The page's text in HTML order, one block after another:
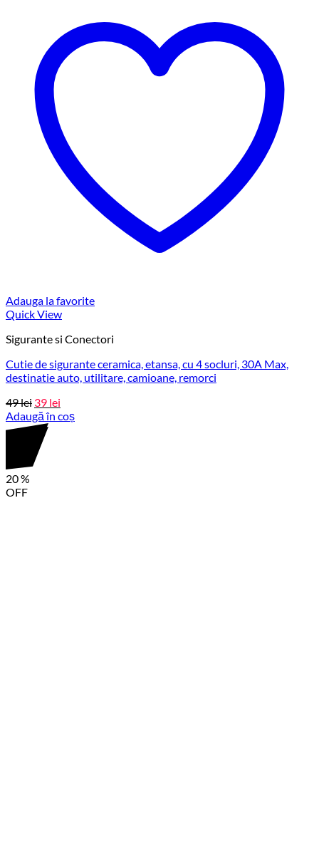
Adauga la favorite
Quick View
Sigurante si Conectori
Cutie de sigurante ceramica, etansa, cu 4 socluri, 30A Max,
destinatie auto, utilitare, camioane, remorci
49lei Prețul
inițial
a
fost:
49 lei.
39 lei
curent
Adaugă în coș
20%
OFF